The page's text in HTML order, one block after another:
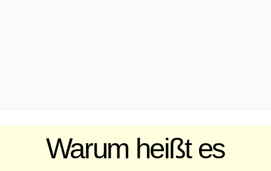
Warum heißt es